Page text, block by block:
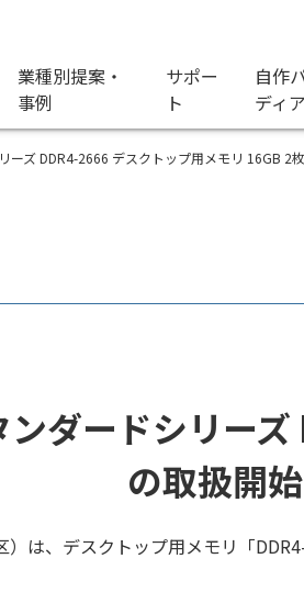
業種別提案・
事例
サポー
ト
自作
ディア
ーズ DDR4-2666 デスクトップ用メモリ 16GB 2
ダードシリー
の取扱開始
は、デスクトップ用メモリ「